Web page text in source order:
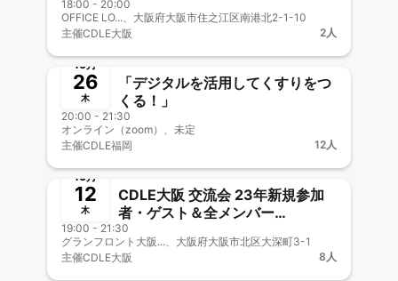
meets！に参加しよう 【CDLE
大阪Meetup#23】
18:00 - 20:00
OFFICE LO...、大阪府大阪市住之江区南港北2-1-10
主催CDLE大阪 2人
終了
10月
26
木
「デジタルを活用してくすりをつ
くる！」
20:00 - 21:30
オンライン（zoom）、未定
主催CDLE福岡 12人
終了
10月
12
木
CDLE大阪 交流会 23年新規参加
者・ゲスト＆全メンバー
#19Meetup【リアル開催】
19:00 - 21:30
グランフロント大阪...、大阪府大阪市北区大深町3-1
主催CDLE大阪 8人
終了